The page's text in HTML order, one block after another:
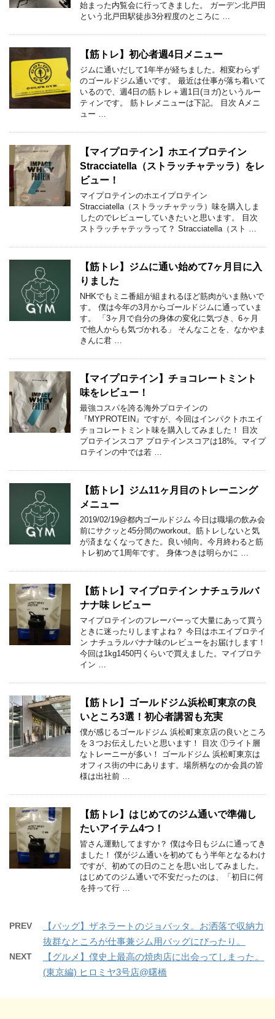
始まった内覧会に行ってきました。 ガーデン北戸田
という北戸田駅徒歩3分程度のところに …
【筋トレ】初心者週4日メニュー
ジムに通いだして1年半が経ちました。相変わらず
のゴールドジム通いです。 最近は仕事が落ち着いて
いるので、週4日の筋トレ＋週1日(ヨガ)というルー
ティンです。 筋トレメニューは下記。 目次 Aメニ
ュー …
【マイプロテイン】ホエイプロテイン
Stracciatella（ストラッチャテッラ）をレ
ビュー！
マイプロテインのホエイプロテイン
Stracciatella（ストラッチャテッラ）味を購入しま
したのでレビューしていきたいと思います。 目次
ストラッチャテッラって？ Stracciatella（スト …
【筋トレ】ジムに通い始めて7ヶ月目に入
りました
NHKでもミニ番組が組まれるほど筋肉がいま熱いで
す。 僕は今年の3月からゴールドジムに通っていま
す。 「3ヶ月で自分の身体の変化に気づき、6ヶ月
で他人からも気づかれる」 そんなことを、なかやま
きんに君 …
【マイプロテイン】チョコレートミント
味をレビュー！
最強コスパを誇る海外プロテインの
『MYPROTEIN』ですが、今回はインパクトホエイ
チョコレートミント味を購入してみました！ 目次
プロテインスコア プロテインスコアは18%。マイプ
ロテインの中では若 …
【筋トレ】ジム11ヶ月目のトレーニング
メニュー
2019/02/19@都内ゴールドジム 今日は職場の飲み会
前にサクッと45分間のworkout。筋トレしないと気
が済まなくなってきた。良い傾向。今月終わると筋
トレ初めて1周年です。 身体つきは明らかに …
【筋トレ】マイプロテイン ナチュラルバ
ナナ味 レビュー
マイプロテインのフレーバーって大量にあって買う
ときに迷ったりしますよね？ 今日はホエイプロテイ
ン ナチュラルバナナ味のレビューをお届けします！
今回は1kg1450円くらいで買えました。マイプロテ
イン …
【筋トレ】ゴールドジム浜松町東京の良
いところ3選！初心者講習も充実
僕が感じるゴールドジム 浜松町東京店の良いところ
を３つお伝えしたいと思います！ 目次 ①ライト層
なトレーニーが多い！ ゴールドジム 浜松町東京は
オフィス街の中にあります。場所柄なのか会員の皆
様は出社前 …
【筋トレ】はじめてのジム通いで準備し
たいアイテム4つ！
皆さん運動してますか？ 僕は今日もジムに通ってき
ました！ 僕がジム通いを初めてもう半年となるわけ
ですが、初めての日のことを思い出してみました。
はじめてのジム通いで不安だったのは、「初日に何
を持って行 …
PREV
【バッグ】ザネラートのジョバッタ。お洒落で収納力
抜群なところが仕事兼ジム用バッグにぴったり。
NEXT
【グルメ】僕史上最高の焼肉店に出会ってしまった。
(東京編) ヒロミヤ3号店@曙橋